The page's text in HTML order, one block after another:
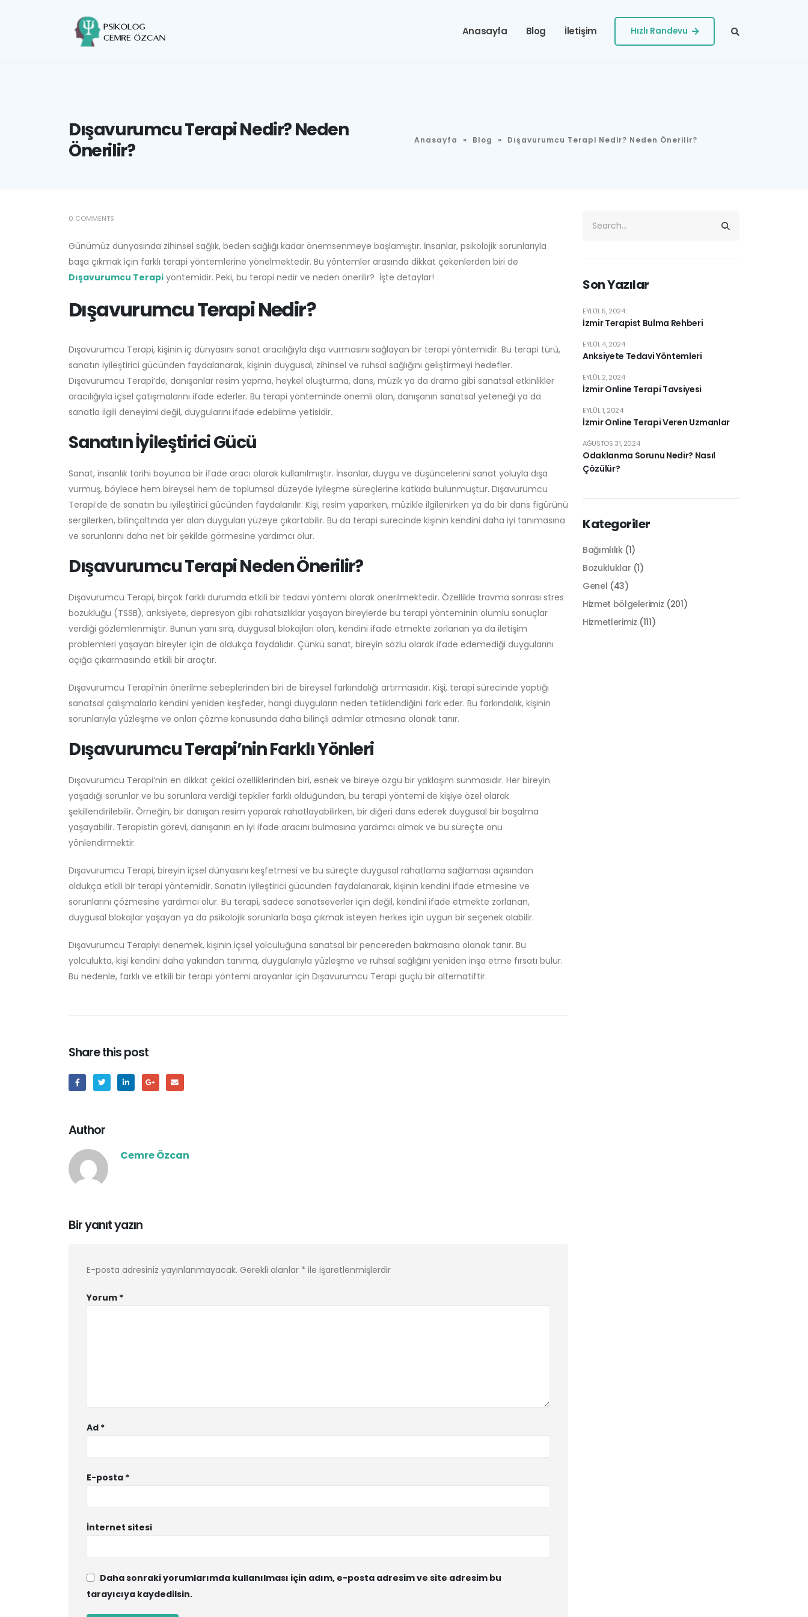
Anasayfa Blog İletişim Hızlı Randevu
Dışavurumcu Terapi Nedir? Neden
Önerilir?
Anasayfa » Blog » Dışavurumcu Terapi Nedir? Neden Önerilir?
0 COMMENTS
Günümüz dünyasında zihinsel sağlık, beden sağlığı kadar önemsenmeye başlamıştır. İnsanlar, psikolojik sorunlarıyla
başa çıkmak için farklı terapi yöntemlerine yönelmektedir. Bu yöntemler arasında dikkat çekenlerden biri de
Dışavurumcu Terapi yöntemidir. Peki, bu terapi nedir ve neden önerilir? İşte detaylar!
Dışavurumcu Terapi Nedir?
Dışavurumcu Terapi, kişinin iç dünyasını sanat aracılığıyla dışa vurmasını sağlayan bir terapi yöntemidir. Bu terapi türü,
sanatın iyileştirici gücünden faydalanarak, kişinin duygusal, zihinsel ve ruhsal sağlığını geliştirmeyi hedefler.
Dışavurumcu Terapi’de, danışanlar resim yapma, heykel oluşturma, dans, müzik ya da drama gibi sanatsal etkinlikler
aracılığıyla içsel çatışmalarını ifade ederler. Bu terapi yönteminde önemli olan, danışanın sanatsal yeteneği ya da
sanatla ilgili deneyimi değil, duygularını ifade edebilme yetisidir.
Sanatın İyileştirici Gücü
Sanat, insanlık tarihi boyunca bir ifade aracı olarak kullanılmıştır. İnsanlar, duygu ve düşüncelerini sanat yoluyla dışa
vurmuş, böylece hem bireysel hem de toplumsal düzeyde iyileşme süreçlerine katkıda bulunmuştur. Dışavurumcu
Terapi’de de sanatın bu iyileştirici gücünden faydalanılır. Kişi, resim yaparken, müzikle ilgilenirken ya da bir dans figürünü
sergilerken, bilinçaltında yer alan duyguları yüzeye çıkartabilir. Bu da terapi sürecinde kişinin kendini daha iyi tanımasına
ve sorunlarını daha net bir şekilde görmesine yardımcı olur.
Dışavurumcu Terapi Neden Önerilir?
Dışavurumcu Terapi, birçok farklı durumda etkili bir tedavi yöntemi olarak önerilmektedir. Özellikle travma sonrası stres
bozukluğu (TSSB), anksiyete, depresyon gibi rahatsızlıklar yaşayan bireylerde bu terapi yönteminin olumlu sonuçlar
verdiği gözlemlenmiştir. Bunun yanı sıra, duygusal blokajları olan, kendini ifade etmekte zorlanan ya da iletişim
problemleri yaşayan bireyler için de oldukça faydalıdır. Çünkü sanat, bireyin sözlü olarak ifade edemediği duygularını
açığa çıkarmasında etkili bir araçtır.
Dışavurumcu Terapi’nin önerilme sebeplerinden biri de bireysel farkındalığı artırmasıdır. Kişi, terapi sürecinde yaptığı
sanatsal çalışmalarla kendini yeniden keşfeder, hangi duyguların neden tetiklendiğini fark eder. Bu farkındalık, kişinin
sorunlarıyla yüzleşme ve onları çözme konusunda daha bilinçli adımlar atmasına olanak tanır.
Dışavurumcu Terapi’nin Farklı Yönleri
Dışavurumcu Terapi’nin en dikkat çekici özelliklerinden biri, esnek ve bireye özgü bir yaklaşım sunmasıdır. Her bireyin
yaşadığı sorunlar ve bu sorunlara verdiği tepkiler farklı olduğundan, bu terapi yöntemi de kişiye özel olarak
şekillendirilebilir. Örneğin, bir danışan resim yaparak rahatlayabilirken, bir diğeri dans ederek duygusal bir boşalma
yaşayabilir. Terapistin görevi, danışanın en iyi ifade aracını bulmasına yardımcı olmak ve bu süreçte onu
yönlendirmektir.
Dışavurumcu Terapi, bireyin içsel dünyasını keşfetmesi ve bu süreçte duygusal rahatlama sağlaması açısından
oldukça etkili bir terapi yöntemidir. Sanatın iyileştirici gücünden faydalanarak, kişinin kendini ifade etmesine ve
sorunlarını çözmesine yardımcı olur. Bu terapi, sadece sanatseverler için değil, kendini ifade etmekte zorlanan,
duygusal blokajlar yaşayan ya da psikolojik sorunlarla başa çıkmak isteyen herkes için uygun bir seçenek olabilir.
Dışavurumcu Terapiyi denemek, kişinin içsel yolculuğuna sanatsal bir pencereden bakmasına olanak tanır. Bu
yolculukta, kişi kendini daha yakından tanıma, duygularıyla yüzleşme ve ruhsal sağlığını yeniden inşa etme fırsatı bulur.
Bu nedenle, farklı ve etkili bir terapi yöntemi arayanlar için Dışavurumcu Terapi güçlü bir alternatiftir.
Share this post
Author
Cemre Özcan
Bir yanıt yazın
E-posta adresiniz yayınlanmayacak. Gerekli alanlar * ile işaretlenmişlerdir
Yorum *
Ad *
E-posta *
İnternet sitesi
Daha sonraki yorumlarımda kullanılması için adım, e-posta adresim ve site adresim bu
tarayıcıya kaydedilsin.
Son Yazılar
İzmir Terapist Bulma Rehberi
EYLÜL 5, 2024
Anksiyete Tedavi Yöntemleri
EYLÜL 4, 2024
İzmir Online Terapi Tavsiyesi
EYLÜL 2, 2024
İzmir Online Terapi Veren Uzmanlar
EYLÜL 1, 2024
Odaklanma Sorunu Nedir? Nasıl
Çözülür?
AĞUSTOS 31, 2024
Kategoriler
Bağımlılık(1)
Bozukluklar (1)
Genel (43)
Hizmet bölgelerimiz (201)
Hizmetlerimiz (111)